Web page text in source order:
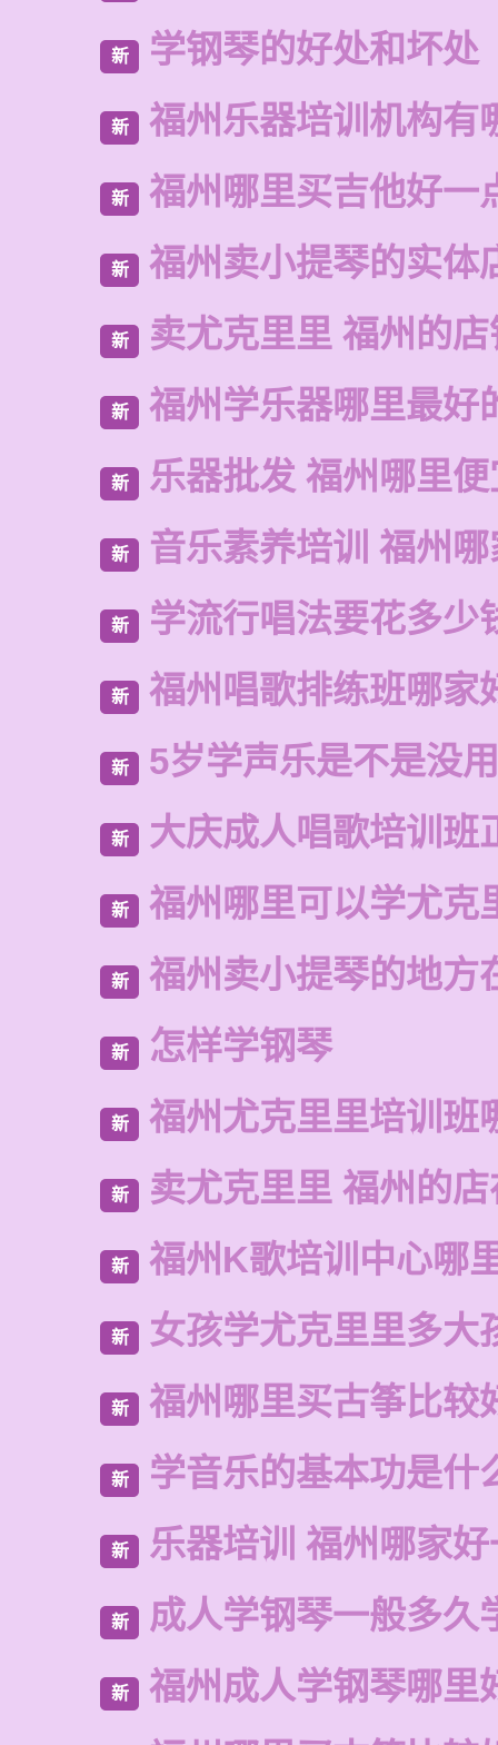
新 学钢琴的好处和坏处
新 福州乐器培训机构有
新 福州哪里买吉他好一
新 福州卖小提琴的实体
新 卖尤克里里 福州的店
新 福州学乐器哪里最好
新 乐器批发 福州哪里
新 音乐素养培训 福州
新 学流行唱法要花多少
新 福州唱歌排练班哪家
新 5岁学声乐是不是没用
新 大庆成人唱歌培训班
新 福州哪里可以学尤克
新 福州卖小提琴的地方
新 怎样学钢琴
新 福州尤克里里培训班
新 卖尤克里里 福州的
新 福州K歌培训中心哪
新 女孩学尤克里里多大
新 福州哪里买古筝比较
新 学音乐的基本功是什
新 乐器培训 福州哪家
新 成人学钢琴一般多久
新
福州成人学钢琴哪里